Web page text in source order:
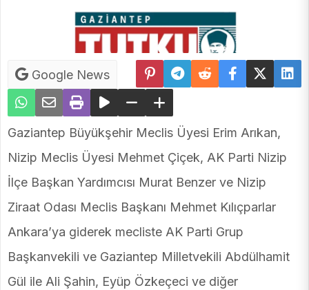
Google News
Gaziantep Büyükşehir Meclis Üyesi Erim Arıkan,
Nizip Meclis Üyesi Mehmet Çiçek, ⁠AK Parti Nizip
İlçe Başkan Yardımcısı Murat Benzer ve Nizip
Ziraat Odası Meclis Başkanı Mehmet Kılıçparlar
Ankara’ya giderek mecliste AK Parti Grup
Başkanvekili ve Gaziantep Milletvekili Abdülhamit
Gül ile Ali Şahin, Eyüp Özkeçeci ve diğer